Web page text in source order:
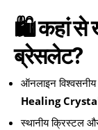
🛍️ कहां से
ब्रेसलेट?
ऑनलाइन
Healing
स्थानीय क्रिस्टल